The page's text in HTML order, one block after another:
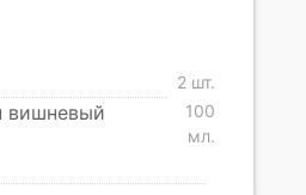
2 шт.
вишневый
100
мл.